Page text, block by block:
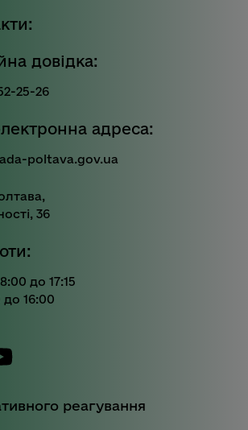
довідка:
25-26
адреса:
poltava.gov.ua
36
до 17:15
до 16:00
реагування